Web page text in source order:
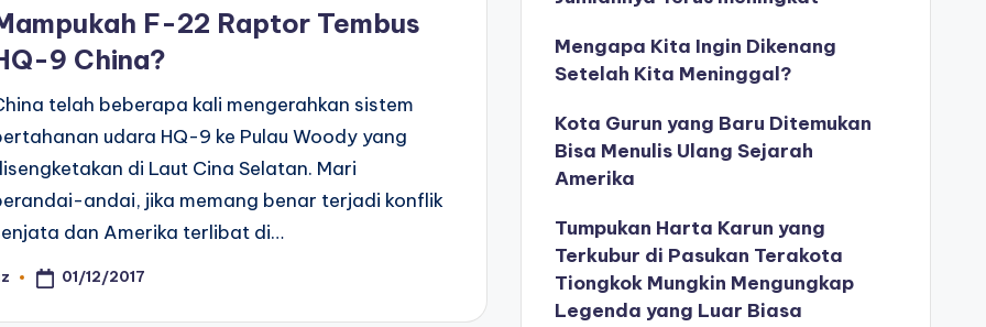
F-22 Raptor Tembus
9 China?
telah beberapa kali mengerahkan sistem
udara HQ-9 ke Pulau Woody yang
di Laut Cina Selatan. Mari
andai, jika memang benar terjadi konflik
dan Amerika terlibat di…
01/12/2017
Mengapa Kita Ingin Dikenang
Setelah Kita Meninggal?
Kota Gurun yang Baru Ditemukan
Bisa Menulis Ulang Sejarah
Amerika
Tumpukan Harta Karun yang
Terkubur di Pasukan Terakota
Tiongkok Mungkin Mengungkap
Legenda yang Luar Biasa